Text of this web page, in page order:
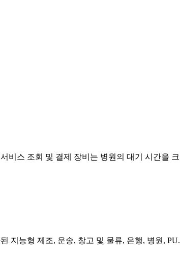
비스 조회 및 결제 장비는 병원의 대기 시간을
지능형 제조, 운송, 창고 및 물류, 은행, 병원,